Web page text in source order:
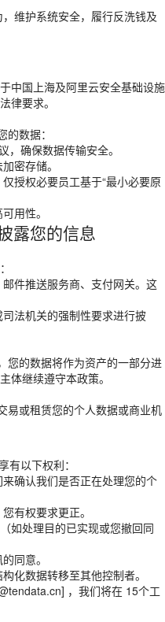
维护系统安全，履行反洗钱及
中国上海及阿里云安全基础设施
律要求。
数据：
确保数据传输安全。
密存储。
授权必要员工基于“最小必要原
用性。
露您的信息
件推送服务商、支付网关。这
法机关的强制性要求进行披
您的数据将作为资产的一部分进
体继续遵守本政策。
易或租赁您的个人数据或商业机
有以下权利：
确认我们是否正在处理您的个
有权要求更正。
如处理目的已实现或您撤回同
同意。
化数据转移至其他控制者。
，我们将在 15个工